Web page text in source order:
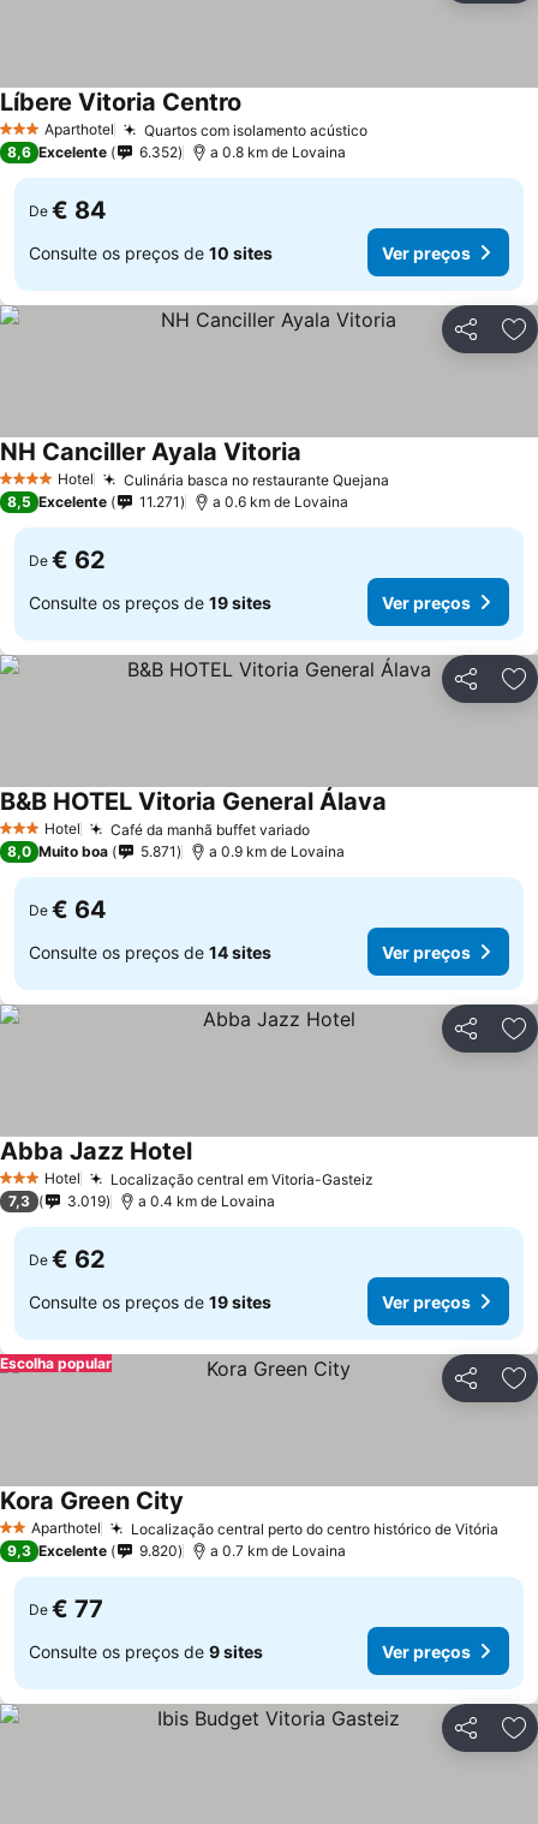
3 EstrelasAparthotel Quartos com isolamento acústico
Líbere Vitoria Centro
8,6 Excelente 6.352 a 0.8 km de Lovaina
De € 84
Consulte os preços de 10 sites Ver preços
Partilhar
4 EstrelasHotel Culinária basca no restaurante Quejana
NH Canciller Ayala Vitoria
8,5 Excelente 11.271 a 0.6 km de Lovaina
De € 62
Consulte os preços de 19 sites Ver preços
Partilhar
3 EstrelasHotel Café da manhã buffet variado
B&B HOTEL Vitoria General Álava
8,0 Muito boa 5.871 a 0.9 km de Lovaina
De € 64
Consulte os preços de 14 sites Ver preços
Partilhar
3 EstrelasHotel Localização central em Vitoria-Gasteiz
Abba Jazz Hotel
7,3 3.019 a 0.4 km de Lovaina
De € 62
Consulte os preços de 19 sites Ver preços
Partilhar
Escolha popular
2 EstrelasAparthotel Localização central perto do centro histórico de Vitória
Kora Green City
9,3 Excelente 9.820 a 0.7 km de Lovaina
De € 77
Consulte os preços de 9 sites Ver preços
Partilhar